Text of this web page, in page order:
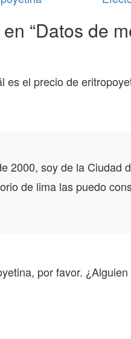
“Datos de
es el precio de
2000, soy de la Ciudad
de lima las puedo
por favor.